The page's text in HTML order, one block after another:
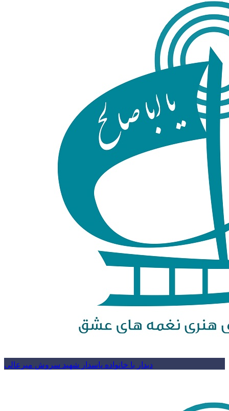
دیدار با خانواده پاسدار شهید سروش میرعالی